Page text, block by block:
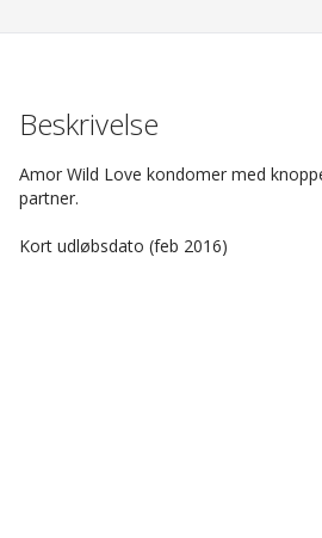
Beskrivelse
Amor Wild Love kondomer med
partner.
Kort udløbsdato (feb 2016)